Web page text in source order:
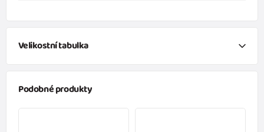
Velikostní tabulka
Podobné produkty